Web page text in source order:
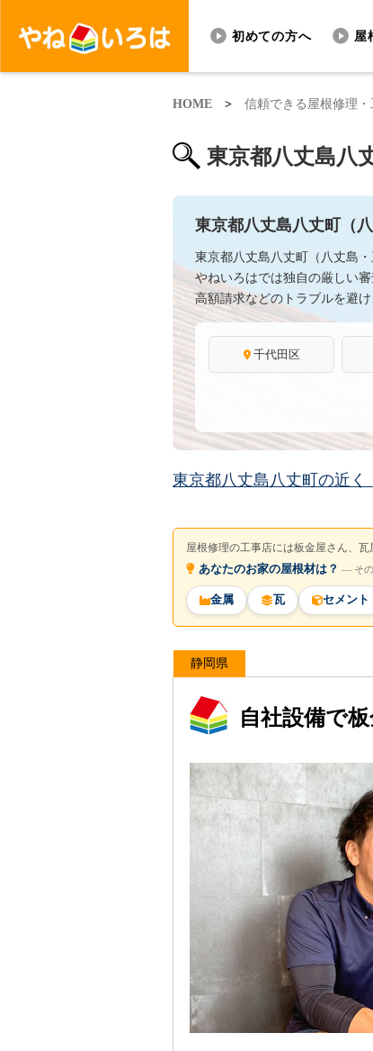
初めての方へ 屋
HOME > 信頼できる屋根修理
東京都八丈島八
東京都八丈島八丈町（
東京都八丈島八丈町（八丈島
やねいろはでは独自の厳しい
高額請求などのトラブルを避
千代田区
東京都八丈島八丈町の近
屋根修理の工事店には板金屋さん、
あなたのお家の屋根材は？ ― その
金属 瓦 セメント
静岡県
自社設備で